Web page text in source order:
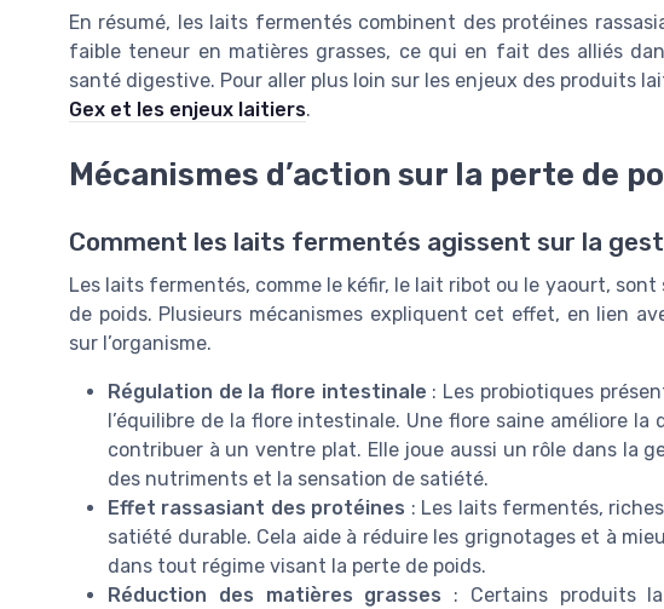
En résumé, les laits fermentés combinent des protéines
faible teneur en matières grasses, ce qui en fait des alliés
santé digestive. Pour aller plus loin sur les enjeux des produits
Gex et les enjeux laitiers.
Mécanismes d’action sur la perte de
Comment les laits fermentés agissent sur la
Les laits fermentés, comme le kéfir, le lait ribot ou le yaourt,
de poids. Plusieurs mécanismes expliquent cet effet, en lien
sur l’organisme.
Régulation de la flore intestinale : Les probiotiques
l’équilibre de la flore intestinale. Une flore saine améliore
contribuer à un ventre plat. Elle joue aussi un rôle dans la
des nutriments et la sensation de satiété.
Effet rassasiant des protéines : Les laits fermentés,
satiété durable. Cela aide à réduire les grignotages et à
dans tout régime visant la perte de poids.
Réduction des matières grasses : Certains produits